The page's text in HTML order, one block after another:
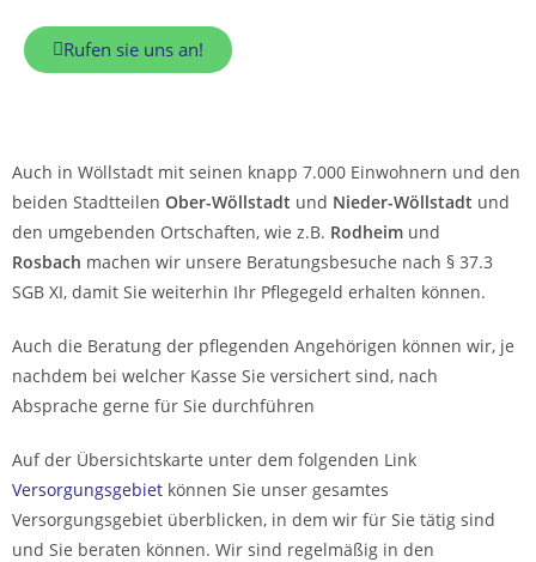
Rufen sie uns an!
Auch in Wöllstadt mit seinen knapp 7.000 Einwohnern und den
beiden Stadtteilen Ober-Wöllstadt und Nieder-Wöllstadt und
den umgebenden Ortschaften, wie z.B. Rodheim und
Rosbach machen wir unsere Beratungsbesuche nach § 37.3
SGB XI, damit Sie weiterhin Ihr Pflegegeld erhalten können.
Auch die Beratung der pflegenden Angehörigen können wir, je
nachdem bei welcher Kasse Sie versichert sind, nach
Absprache gerne für Sie durchführen
Auf der Übersichtskarte unter dem folgenden Link
Versorgungsgebiet können Sie unser gesamtes
Versorgungsgebiet überblicken, in dem wir für Sie tätig sind
und Sie beraten können. Wir sind regelmäßig in den